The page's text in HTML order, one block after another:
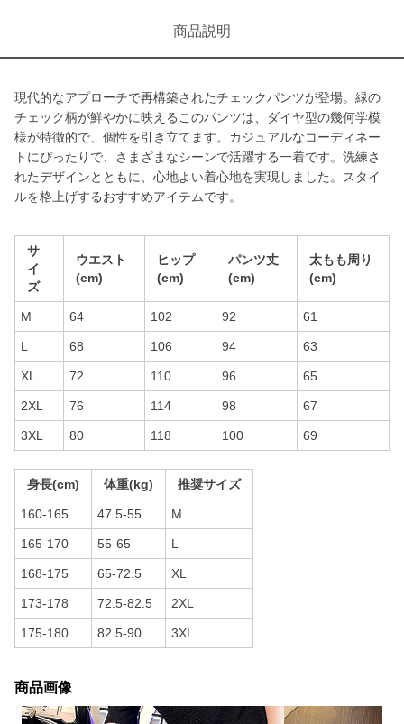
商品説明
現代的なアプローチで再構築されたチェックパンツが登場。緑の
チェック柄が鮮やかに映えるこのパンツは、ダイヤ型の幾何学模
様が特徴的で、個性を引き立てます。カジュアルなコーディネー
トにぴったりで、さまざまなシーンで活躍する一着です。洗練さ
れたデザインとともに、心地よい着心地を実現しました。スタイ
ルを格上げするおすすめアイテムです。
サ
イ
ズ
ウエスト
(cm)
ヒップ
(cm)
パンツ丈
(cm)
太もも周り
(cm)
M 64 102 92 61
L 68 106 94 63
XL 72 110 96 65
2XL 76 114 98 67
3XL 80 118 100 69
身長(cm) 体重(kg) 推奨サイズ
160-165 47.5-55 M
165-170 55-65 L
168-175 65-72.5 XL
173-178 72.5-82.5 2XL
175-180 82.5-90 3XL
商品画像